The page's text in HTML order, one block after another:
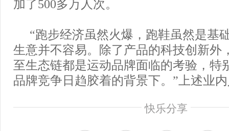
加了500多万人次。
“跑步经济虽然火爆，跑鞋虽然是基
生意并不容易。除了产品的科技创新外
至生态链都是运动品牌面临的考验，特
品牌竞争日趋胶着的背景下。”上述业
快乐分享